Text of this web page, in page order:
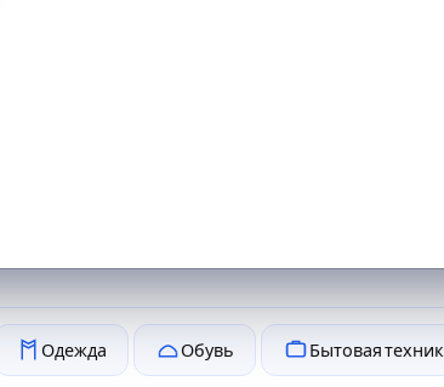
Одежда Обувь Бытовая